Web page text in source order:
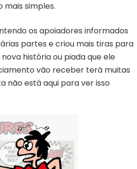
simples.
os apoiadores informados
partes e criou mais tiras para
história ou piada que ele
vão receber terá muitas
não está aqui para ver isso